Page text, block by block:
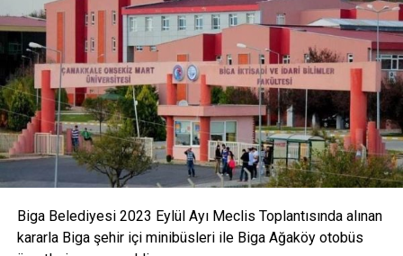
Biga Belediyesi 2023 Eylül Ayı Meclis Toplantısında alınan
kararla Biga şehir içi minibüsleri ile Biga Ağaköy otobüs